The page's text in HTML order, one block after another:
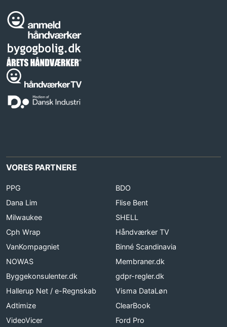
VORES PARTNERE
PPG
BDO
Dana Lim
Flise Bent
Milwaukee
SHELL
Cph Wrap
Håndværker TV
VanKompagniet
Binné Scandinavia
NOWAS
Membraner.dk
Byggekonsulenter.dk
gdpr-regler.dk
Hallerup Net / e-Regnskab
Visma DataLøn
Adtimize
ClearBook
VideoVicer
Ford Pro